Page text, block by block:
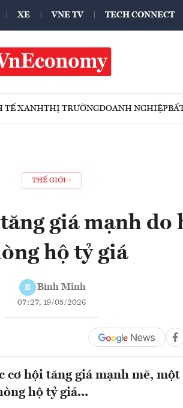
XE VNE TV TECH CONNECT
TẾ XANHTHỊ TRƯỜNGDOANH NGHIỆP
THẾ GIỚI
giá mạnh do
hộ tỷ giá
B Bình Minh
07:27, 19/05/2026
hội tăng giá mạnh mẽ, một
hộ tỷ giá...